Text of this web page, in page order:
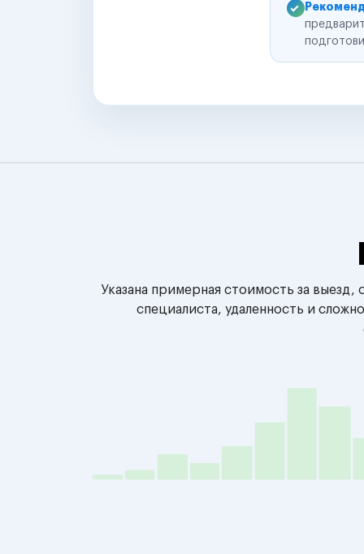
Указана примерная стоимость за
специалиста, удаленность и